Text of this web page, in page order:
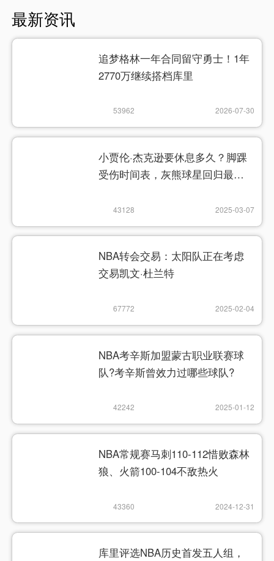
最新资讯
追梦格林一年合同留守勇士！1年
2770万继续搭档库里
53962 2026-07-30
小贾伦·杰克逊要休息多久？脚踝
受伤时间表，灰熊球星回归最新
43128 2025-03-07
NBA转会交易：太阳队正在考虑
交易凯文·杜兰特
67772 2025-02-04
NBA考辛斯加盟蒙古职业联赛球
队?考辛斯曾效力过哪些球队?
42242 2025-01-12
NBA常规赛马刺110-112惜败森林
狼、火箭100-104不敌热火
43360 2024-12-31
库里评选NBA历史首发五人组，